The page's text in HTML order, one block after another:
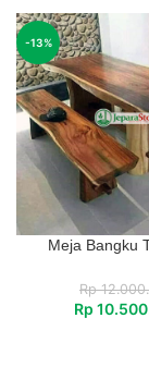
-13%
Meja Bangku
Rp
Rp